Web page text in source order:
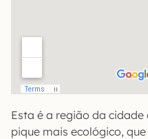
Esta é a região da
pique mais ecológico,